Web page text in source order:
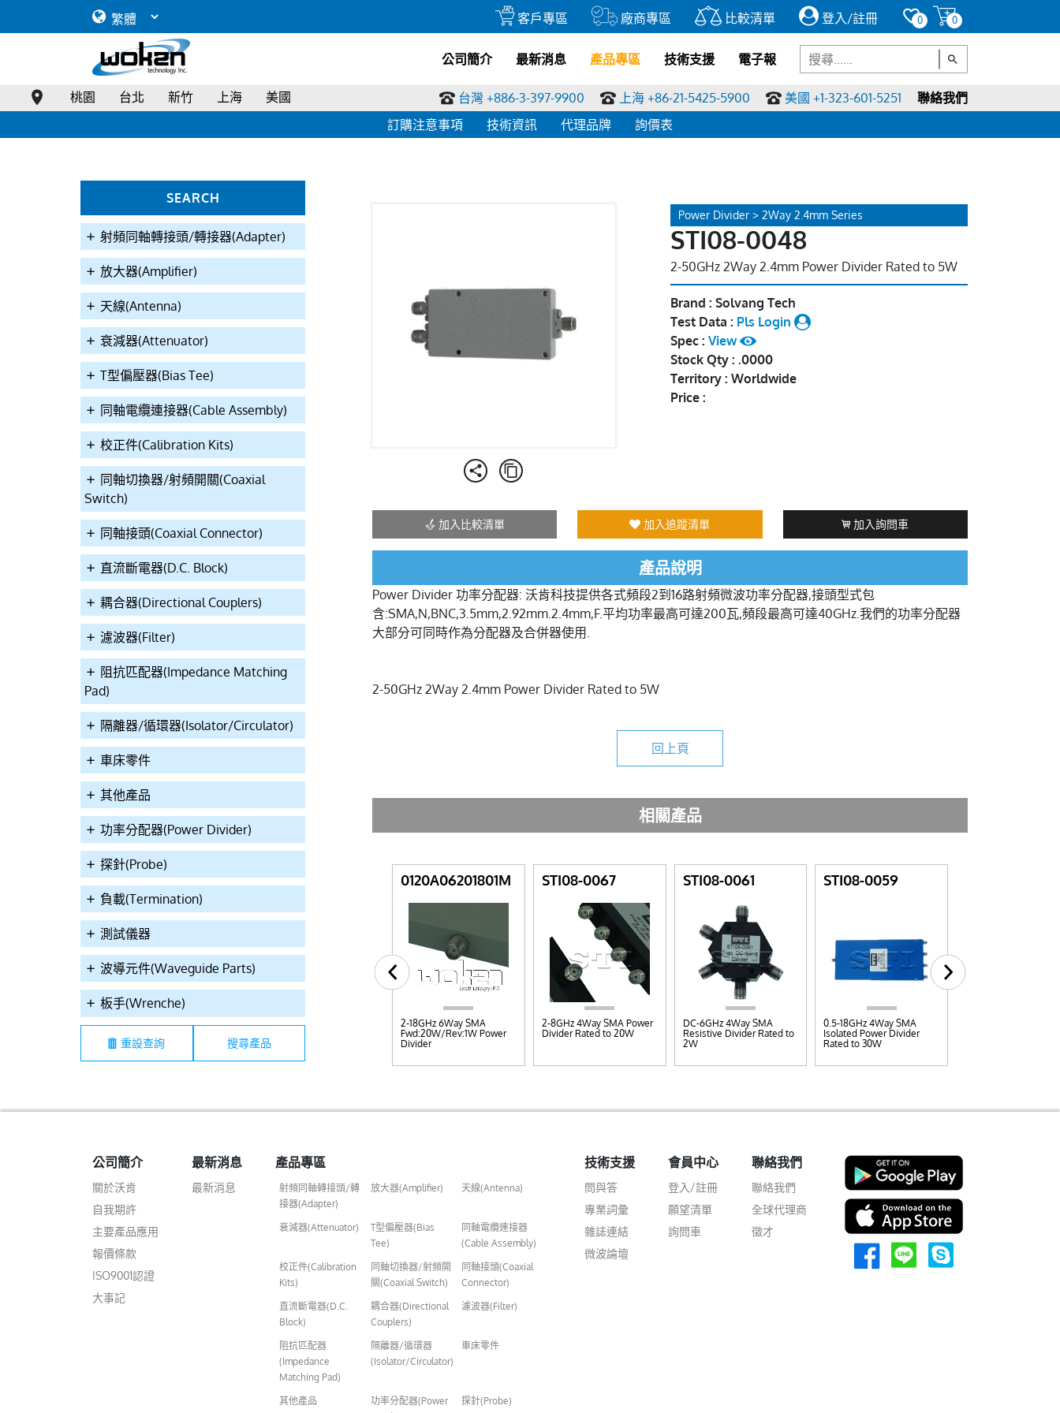
客戶專區 廠商專區 比較清單 登入/註冊 0 0
公司簡介 最新消息 產品專區 技術支援 電子報
桃園 台北 新竹 上海 美國 台灣 +886-3-397-9900 上海 +86-21-5425-5900 美國 +1-323-601-5251
聯絡我們
訂購注意事項
技術資訊 代理品牌 詢價表
SEARCH
射頻同軸轉接頭/轉接器(Adapter)
放大器(Amplifier)
天線(Antenna)
衰減器(Attenuator)
T型偏壓器(Bias Tee)
同軸電纜連接器(Cable Assembly)
校正件(Calibration Kits)
同軸切換器/射頻開關(Coaxial
Switch)
同軸接頭(Coaxial Connector)
直流斷電器(D.C. Block)
耦合器(Directional Couplers)
濾波器(Filter)
阻抗匹配器(Impedance Matching
Pad)
隔離器/循環器(Isolator/Circulator)
車床零件
其他產品
功率分配器(Power Divider)
探針(Probe)
負載(Termination)
測試儀器
波導元件(Waveguide Parts)
板手(Wrenche)
重設查詢
Power Divider > 2Way 2.4mm Series
STI08-0048
2-50GHz 2Way 2.4mm Power Divider Rated to 5W
Brand : Solvang Tech
Test Data : Pls Login
Spec : View
Stock Qty : .0000
Territory : Worldwide
Price :
加入比較清單 加入追蹤清單 加入詢問車
產品說明
Power Divider 功率分配器: 沃肯科技提供各式頻段2到16路射頻微波功率分配器,接頭型式包
含:SMA,N,BNC,3.5mm,2.92mm.2.4mm,F.平均功率最高可達200瓦,頻段最高可達40GHz.我們的功率分配器
大部分可同時作為分配器及合併器使用.
2-50GHz 2Way 2.4mm Power Divider Rated to 5W
回上頁
相關產品
0120N03082501Y
0.8-2.5GHz 3Way N 200W
0120N02082501Y
0.8-2.5GHz 2Way N 200W
0120A06201801M
2-18GHz 6Way SMA
Fwd:20W/Rev:1W Power
Divider
STI08-0067
2-8GHz 4Way SMA Power
Divider Rated to 20W
STI08-0061
DC-6GHz 4Way SMA
Resistive Divider Rated to
2W
STI08-0059
0.5-18GHz 4Way SMA
Isolated Power Divider
Rated to 30W
公司簡介
關於沃肯
自我期許
主要產品應用
報價條款
ISO9001認證
大事記
最新消息
最新消息
產品專區
射頻同軸轉接頭/轉
接器(Adapter)
放大器(Amplifier) 天線(Antenna)
衰減器(Attenuator)
T型偏壓器(Bias
Tee)
同軸電纜連接器
(Cable Assembly)
校正件(Calibration
Kits)
同軸切換器/射頻開
關(Coaxial Switch)
同軸接頭(Coaxial
Connector)
直流斷電器(D.C.
Block)
耦合器(Directional
Couplers)
濾波器(Filter)
阻抗匹配器
(Impedance
Matching Pad)
隔離器/循環器
(Isolator/Circulator)
車床零件
其他產品
功率分配器(Power
探針(Probe)
技術支援
問與答
專業詞彙
雜誌連結
微波論壇
會員中心
登入/註冊
願望清單
詢問車
聯絡我們
聯絡我們
全球代理商
徵才